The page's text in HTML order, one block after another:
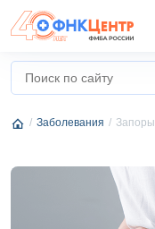
Заболевания Запоры